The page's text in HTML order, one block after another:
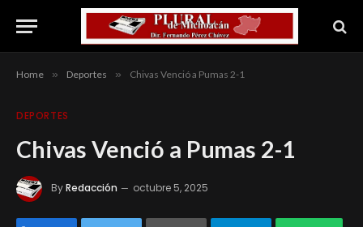
Home » Deportes » Chivas Venció a Pumas 2-1
DEPORTES
Chivas Venció a Pumas 2-1
ByRedacción octubre 5, 2025